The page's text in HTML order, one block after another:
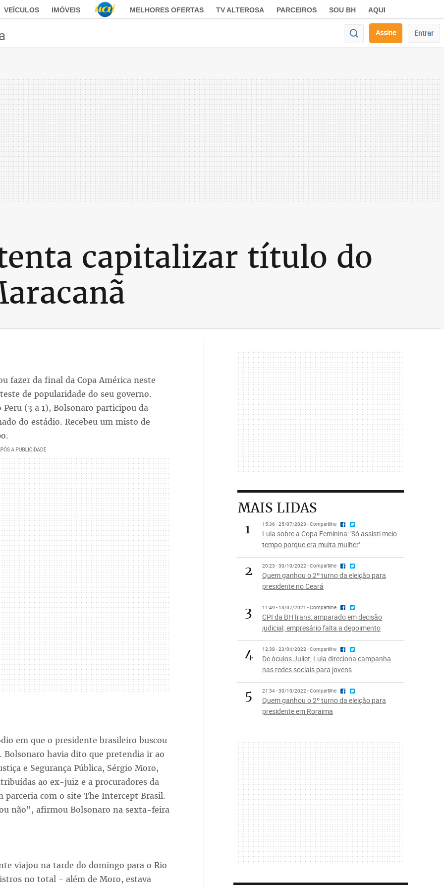
VEÍCULOS IMÓVEIS MELHORES OFERTAS TV ALTEROSA PARCEIROS SOU BH AQUI
Assine Entrar
capitalizar título do
fazer da final da Copa América neste
de popularidade do seu governo.
(3 a 1), Bolsonaro participou da
do estádio. Recebeu um misto de
em que o presidente brasileiro buscou
havia dito que pretendia ir ao
e Segurança Pública, Sérgio Moro,
ao ex-juiz e a procuradores da
parceria com o site The Intercept Brasil.
não", afirmou Bolsonaro na sexta-feira
viajou na tarde do domingo para o Rio
no total - além de Moro, estava
MAIS LIDAS
1
15:36 - 25/07/2023 - Compartilhe
Lula sobre a Copa Feminina: 'Só assisti meio
tempo porque era muita mulher'
2 20:23 - 30/10/2022 - Compartilhe
Quem ganhou o 2º turno da eleição para
presidente no Ceará
3 11:49 - 13/07/2021 - Compartilhe
CPI da BHTrans: amparado em decisão
judicial, empresário falta a depoimento
4 12:38 - 23/04/2022 - Compartilhe
De óculos Juliet, Lula direciona campanha
nas redes sociais para jovens
5 21:34 - 30/10/2022 - Compartilhe
Quem ganhou o 2º turno da eleição para
presidente em Roraima